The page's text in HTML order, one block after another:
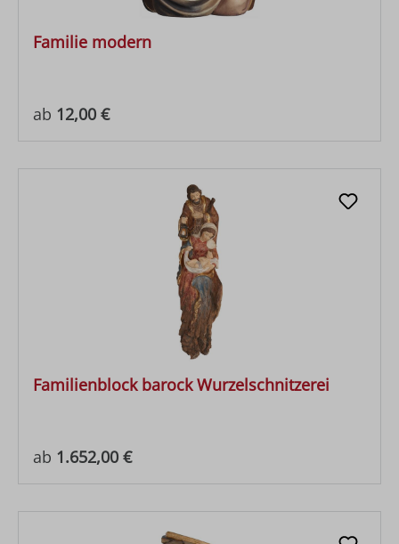
Familie modern
Regulärer Preis:
ab 12,00 €
Familienblock barock Wurzelschnitzerei
Regulärer Preis:
ab 1.652,00 €